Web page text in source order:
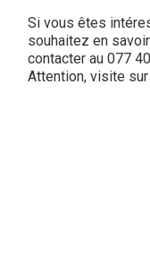
Si vous êtes
souhaitez en
contacter au 077
Attention, visite